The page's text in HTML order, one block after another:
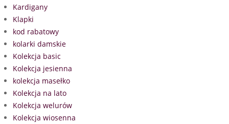
Kardigany
Klapki
kod rabatowy
kolarki damskie
Kolekcja basic
Kolekcja jesienna
kolekcja masełko
Kolekcja na lato
Kolekcja welurów
Kolekcja wiosenna